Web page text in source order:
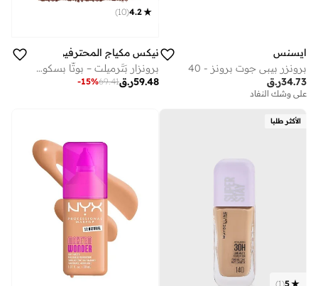
ايسنس
برونزر بيبي جوت برونز - 40
ر.ق34.73
على وشك النفاد
4.2
(
10
)
نيكس مكياج المحترفين
برونزار بَتَرميلت – بوتّا بسكويت
ر.ق59.48
69.41
-15%
الأكثر طلبا
5
(
1
)